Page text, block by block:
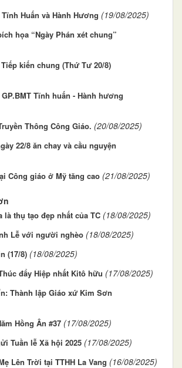
Huấn và Hành Hương (19/08/2025)
họa “Ngày Phán xét chung”
kiến chung (Thứ Tư 20/8)
Tĩnh huấn - Hành hương
Thông Công Giáo. (20/08/2025)
22/8 ăn chay và cầu nguyện
Công giáo ở Mỹ tăng cao (21/08/2025)
là thụ tạo đẹp nhất của TC (18/08/2025)
Lễ với người nghèo (18/08/2025)
(17/8) (18/08/2025)
đẩy Hiệp nhất Kitô hữu (17/08/2025)
Thành lập Giáo xứ Kim Sơn
Hồng Ân #37 (17/08/2025)
Tuần lễ Xã hội 2025 (17/08/2025)
Lên Trời tại TTHH La Vang (16/08/2025)